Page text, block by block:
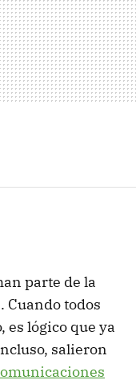
parte de la
Cuando todos
lógico que ya
salieron